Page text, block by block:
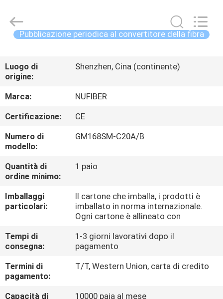
PRODOTTI
CIRCA
NOI
GIRO
DELLA
FABBRICA
CONTROLLO
DI
QUALITÀ
Technology
Co.,Ltd.
ECER
Pubblicazione periodica al convertitore della fibra
Luogo di
origine:
Shenzhen, Cina (continente)
Marca:
NUFIBER
Certificazione:
CE
Numero di
modello:
GM168SM-C20A/B
Quantità di
ordine minimo:
1 paio
Imballaggi
particolari:
Il cartone che imballa, i prodotti è
imballato in norma internazionale.
Ogni cartone è allineato con
Tempi di
consegna:
1-3 giorni lavorativi dopo il
pagamento
Termini di
pagamento:
T/T, Western Union, carta di credito
Capacità di
10000 paia al mese